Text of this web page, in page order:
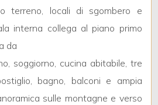
terreno, locali di sgombero e
interna collega al piano primo
da
soggiorno, cucina abitabile, tre
bagno, balconi e ampia
sulle montagne e verso